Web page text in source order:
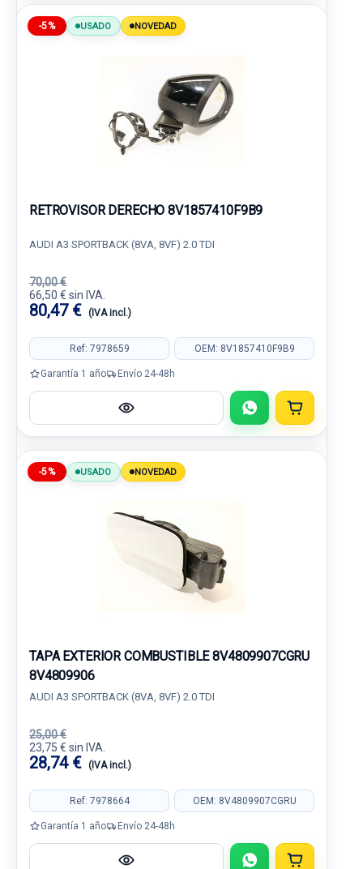
-5% USADO NOVEDAD
RETROVISOR DERECHO 8V1857410F9B9
AUDI A3 SPORTBACK (8VA, 8VF) 2.0 TDI
70,00 €
66,50 € sin IVA.
80,47 € (IVA incl.)
Ref: 7978659 OEM: 8V1857410F9B9
Garantía 1 año Envío 24-48h
-5% USADO NOVEDAD
TAPA EXTERIOR COMBUSTIBLE 8V4809907CGRU
8V4809906
AUDI A3 SPORTBACK (8VA, 8VF) 2.0 TDI
25,00 €
23,75 € sin IVA.
28,74 € (IVA incl.)
Ref: 7978664 OEM: 8V4809907CGRU
Garantía 1 año Envío 24-48h